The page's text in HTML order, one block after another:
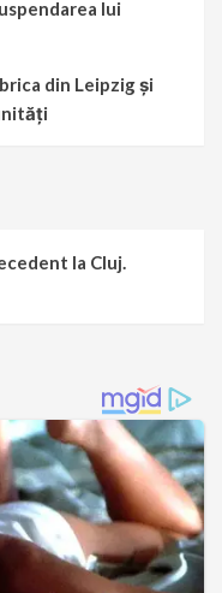
lui
din Leipzig și
la Cluj.